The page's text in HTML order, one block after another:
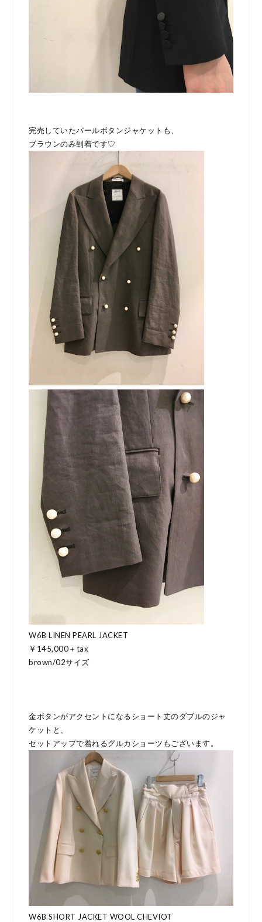
完売していたパールボタンジャケットも、
ブラウンのみ到着です♡
W6B LINEN PEARL JACKET
￥145,000＋tax
brown/02サイズ
金ボタンがアクセントになるショート丈のダブルのジャ
ケットと、
セットアップで着れるグルカショーツもございます。
W6B SHORT JACKET WOOL CHEVIOT